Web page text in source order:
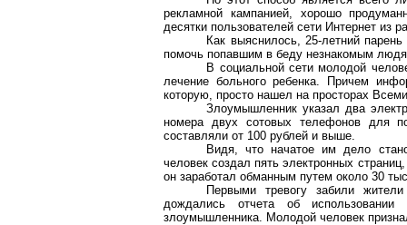
рекламной кампанией, хорошо
десятки пользователей сети Интернет из
Как выяснилось, 25-летний
помочь попавшим в беду незнакомым
В социальной сети молодой
лечение больного ребенка. Причем
которую, просто нашел на просторах
Злоумышленник указал два
номера двух сотовых телефонов для
составляли от 100 рублей и выше.
Видя, что начатое им дело
человек создал пять электронных
он заработал обманным путем около 30
Первыми тревогу забили
дождались отчета об
злоумышленника. Молодой человек